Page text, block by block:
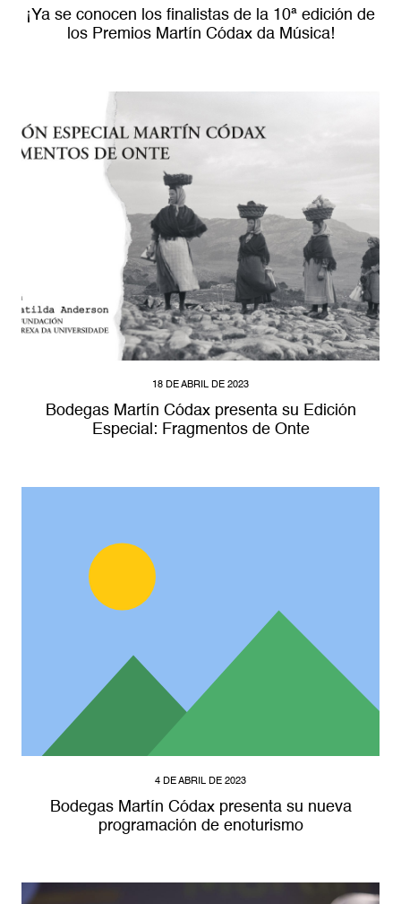
¡Ya se conocen los finalistas de la 10ª edición de
los Premios Martín Códax da Música!
18 DE ABRIL DE 2023
Bodegas Martín Códax presenta su Edición
Especial: Fragmentos de Onte
4 DE ABRIL DE 2023
Bodegas Martín Códax presenta su nueva
programación de enoturismo